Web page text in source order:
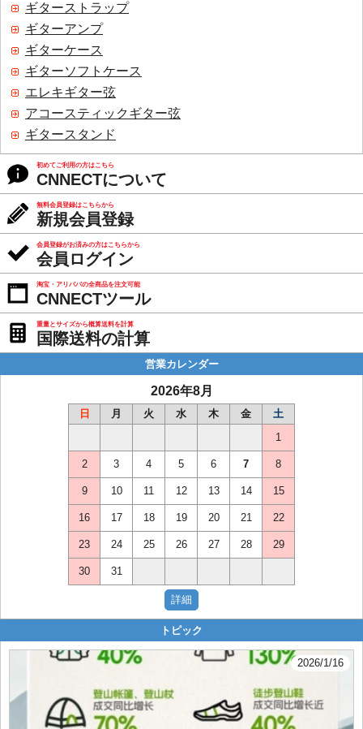
ギターストラップ
ギターアンプ
ギターケース
ギターソフトケース
エレキギター弦
アコースティックギター弦
ギタースタンド
初めてご利用の方はこちら
CNNECTについて
無料会員登録はこちらから
新規会員登録
会員登録がお済みの方はこちらから
会員ログイン
淘宝・アリババの全商品を注文可能
CNNECTツール
重量とサイズから概算送料を計算
国際送料の計算
営業カレンダー
2026年8月
日 月 火 水 木 金
土
1
2 3 4 5 6 7 8
9 10 11 12 13 14 15
16 17 18 19 20 21 22
23 24 25 26 27 28 29
30 31
トピック
2026/1/16